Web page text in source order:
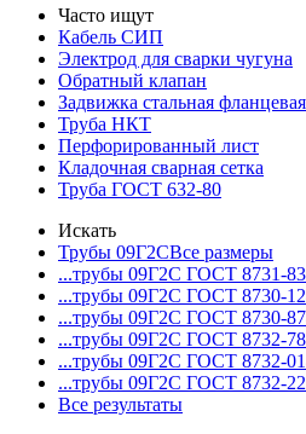
Часто ищут
Кабель СИП
Электрод для сварки чугуна
Обратный клапан
Задвижка стальная
Труба НКТ
Перфорированный лист
Кладочная сварная сетка
Труба ГОСТ 632-80
Искать
Трубы 09Г2СВсе размеры
...трубы 09Г2С ГОСТ 8731-8
...трубы 09Г2С ГОСТ 8730-12
...трубы 09Г2С ГОСТ 8730-87
...трубы 09Г2С ГОСТ 8732-78
...трубы 09Г2С ГОСТ 8732-01
...трубы 09Г2С ГОСТ 8732-22
Все результаты